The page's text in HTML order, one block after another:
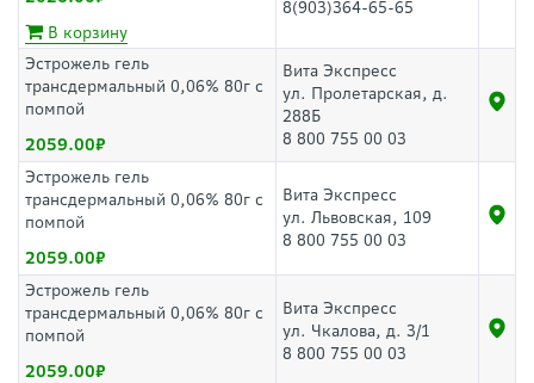
В корзину
8(903)364-65-65
Эстрожель гель
трансдермальный 0,06% 80г с
помпой
2059.00
Вита Экспресс
ул. Пролетарская, д.
288Б
8 800 755 00 03
Эстрожель гель
трансдермальный 0,06% 80г с
помпой
2059.00
Вита Экспресс
ул. Львовская, 109
8 800 755 00 03
Эстрожель гель
трансдермальный 0,06% 80г с
помпой
2059.00
Вита Экспресс
ул. Чкалова, д. 3/1
8 800 755 00 03